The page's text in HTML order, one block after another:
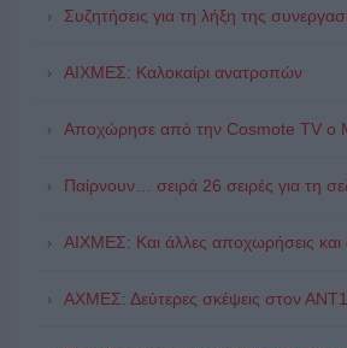
Συζητήσεις για τη λήξη της
ΑΙΧΜΕΣ: Καλοκαίρι ανατροπών
Αποχώρησε από την Cosmote TV o
Παίρνουν… σειρά 26 σειρές για τη
ΑΙΧΜΕΣ: Και άλλες αποχωρήσεις και
ΑΧΜΕΣ: Δεύτερες σκέψεις στον